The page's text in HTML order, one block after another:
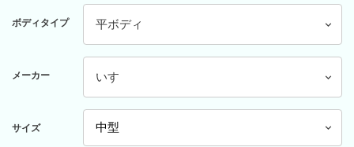
ボディタイプ 平ボディ
メーカー いすゞ
サイズ